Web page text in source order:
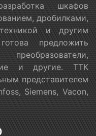
шкафов
дробилками,
и другим
предложить
и другие. ТТК
представителем
Siemens, Vacon,